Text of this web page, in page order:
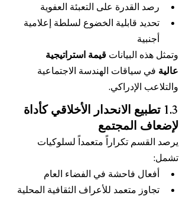
رصد القدرة على التعبئة العفوية
تحديد قابلية الخضوع لسلطة إعلامية
أجنبية
وتمثل هذه البيانات قيمة استراتيجية
عالية في سياقات الهندسة الاجتماعية
والتلاعب الإدراكي.
1.3 تطبيع الانحدار الأخلاقي كأداة
لإضعاف المجتمع
يرصد القسم تكراراً متعمداً لسلوكيات
تشمل:
أفعال فاحشة في الفضاء العام
تجاوز متعمد للأعراف الثقافية المحلية